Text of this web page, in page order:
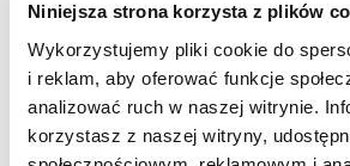
Niniejsza strona korzysta z plików
Wykorzystujemy pliki cookie do
i reklam, aby oferować funkcje
analizować ruch w naszej witrynie.
korzystasz z naszej witryny,
Podobne